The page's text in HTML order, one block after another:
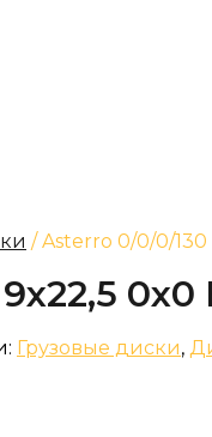
/ Asterro 0/0/0/130
0x0
Грузовые диски,